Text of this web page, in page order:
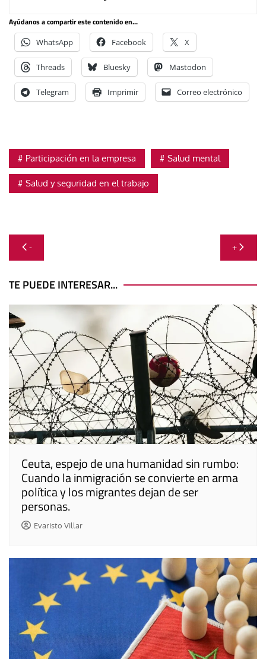
Ayúdanos a compartir este contenido en...
WhatsApp Facebook X
Threads Bluesky Mastodon
Telegram Imprimir Correo electrónico
Participación en la empresa Salud mental
Salud y seguridad en el trabajo
Navegación
de
entradas
- +
TE PUEDE INTERESAR...
Ceuta, espejo de una humanidad sin rumbo:
Cuando la inmigración se convierte en arma
política y los migrantes dejan de ser
personas.
Evaristo Villar